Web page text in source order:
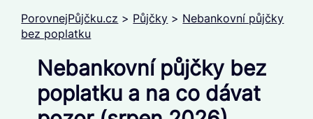
PorovnejPůjčku.cz > Půjčky > Nebankovní půjčky
bez poplatku
Nebankovní půjčky bez
poplatku a na co dávat